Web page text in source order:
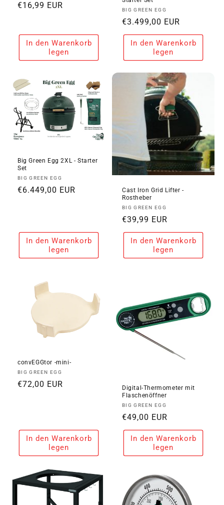
Normaler
€16,99 EUR
In den Warenkorb
legen
Anbieter:
BIG GREEN EGG
Normaler
Preis
€3.499,00 EUR
In den Warenkorb
legen
Big Green Egg 2XL - Starter
Set
Anbieter:
BIG GREEN EGG
Normaler
€6.449,00 EUR
In den Warenkorb
legen
Cast Iron Grid Lifter -
Rostheber
Anbieter:
BIG GREEN EGG
Normaler
Preis
€39,99 EUR
In den Warenkorb
legen
convEGGtor -mini-
Anbieter:
BIG GREEN EGG
Normaler
€72,00 EUR
In den Warenkorb
legen
Digital-Thermometer mit
Flaschenöffner
Anbieter:
BIG GREEN EGG
Normaler
Preis
€49,00 EUR
In den Warenkorb
legen